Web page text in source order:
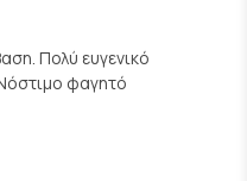
Πολύ ευγενικό
φαγητό